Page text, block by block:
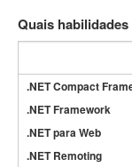
Quais
.NET Compact
.NET Framework
.NET para Web
.NET Remoting